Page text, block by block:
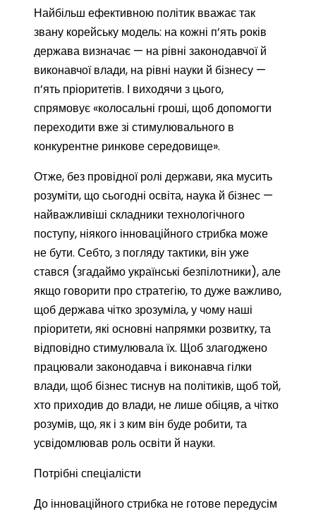
Найбільш ефективною політик вважає так
звану корейську модель: на кожні п’ять років
держава визначає — на рівні законодавчої й
виконавчої влади, на рівні науки й бізнесу —
п’ять пріоритетів. І виходячи з цього,
спрямовує «колосальні гроші, щоб допомогти
переходити вже зі стимулювального в
конкурентне ринкове середовище».
Отже, без провідної ролі держави, яка мусить
розуміти, що сьогодні освіта, наука й бізнес —
найважливіші складники технологічного
поступу, ніякого інноваційного стрибка може
не бути. Себто, з погляду тактики, він уже
стався (згадаймо українські безпілотники), але
якщо говорити про стратегію, то дуже важливо,
щоб держава чітко зрозуміла, у чому наші
пріоритети, які основні напрямки розвитку, та
відповідно стимулювала їх. Щоб злагоджено
працювали законодавча і виконавча гілки
влади, щоб бізнес тиснув на політиків, щоб той,
хто приходив до влади, не лише обіцяв, а чітко
розумів, що, як і з ким він буде робити, та
усвідомлював роль освіти й науки.
Потрібні спеціалісти
До інноваційного стрибка не готове передусім